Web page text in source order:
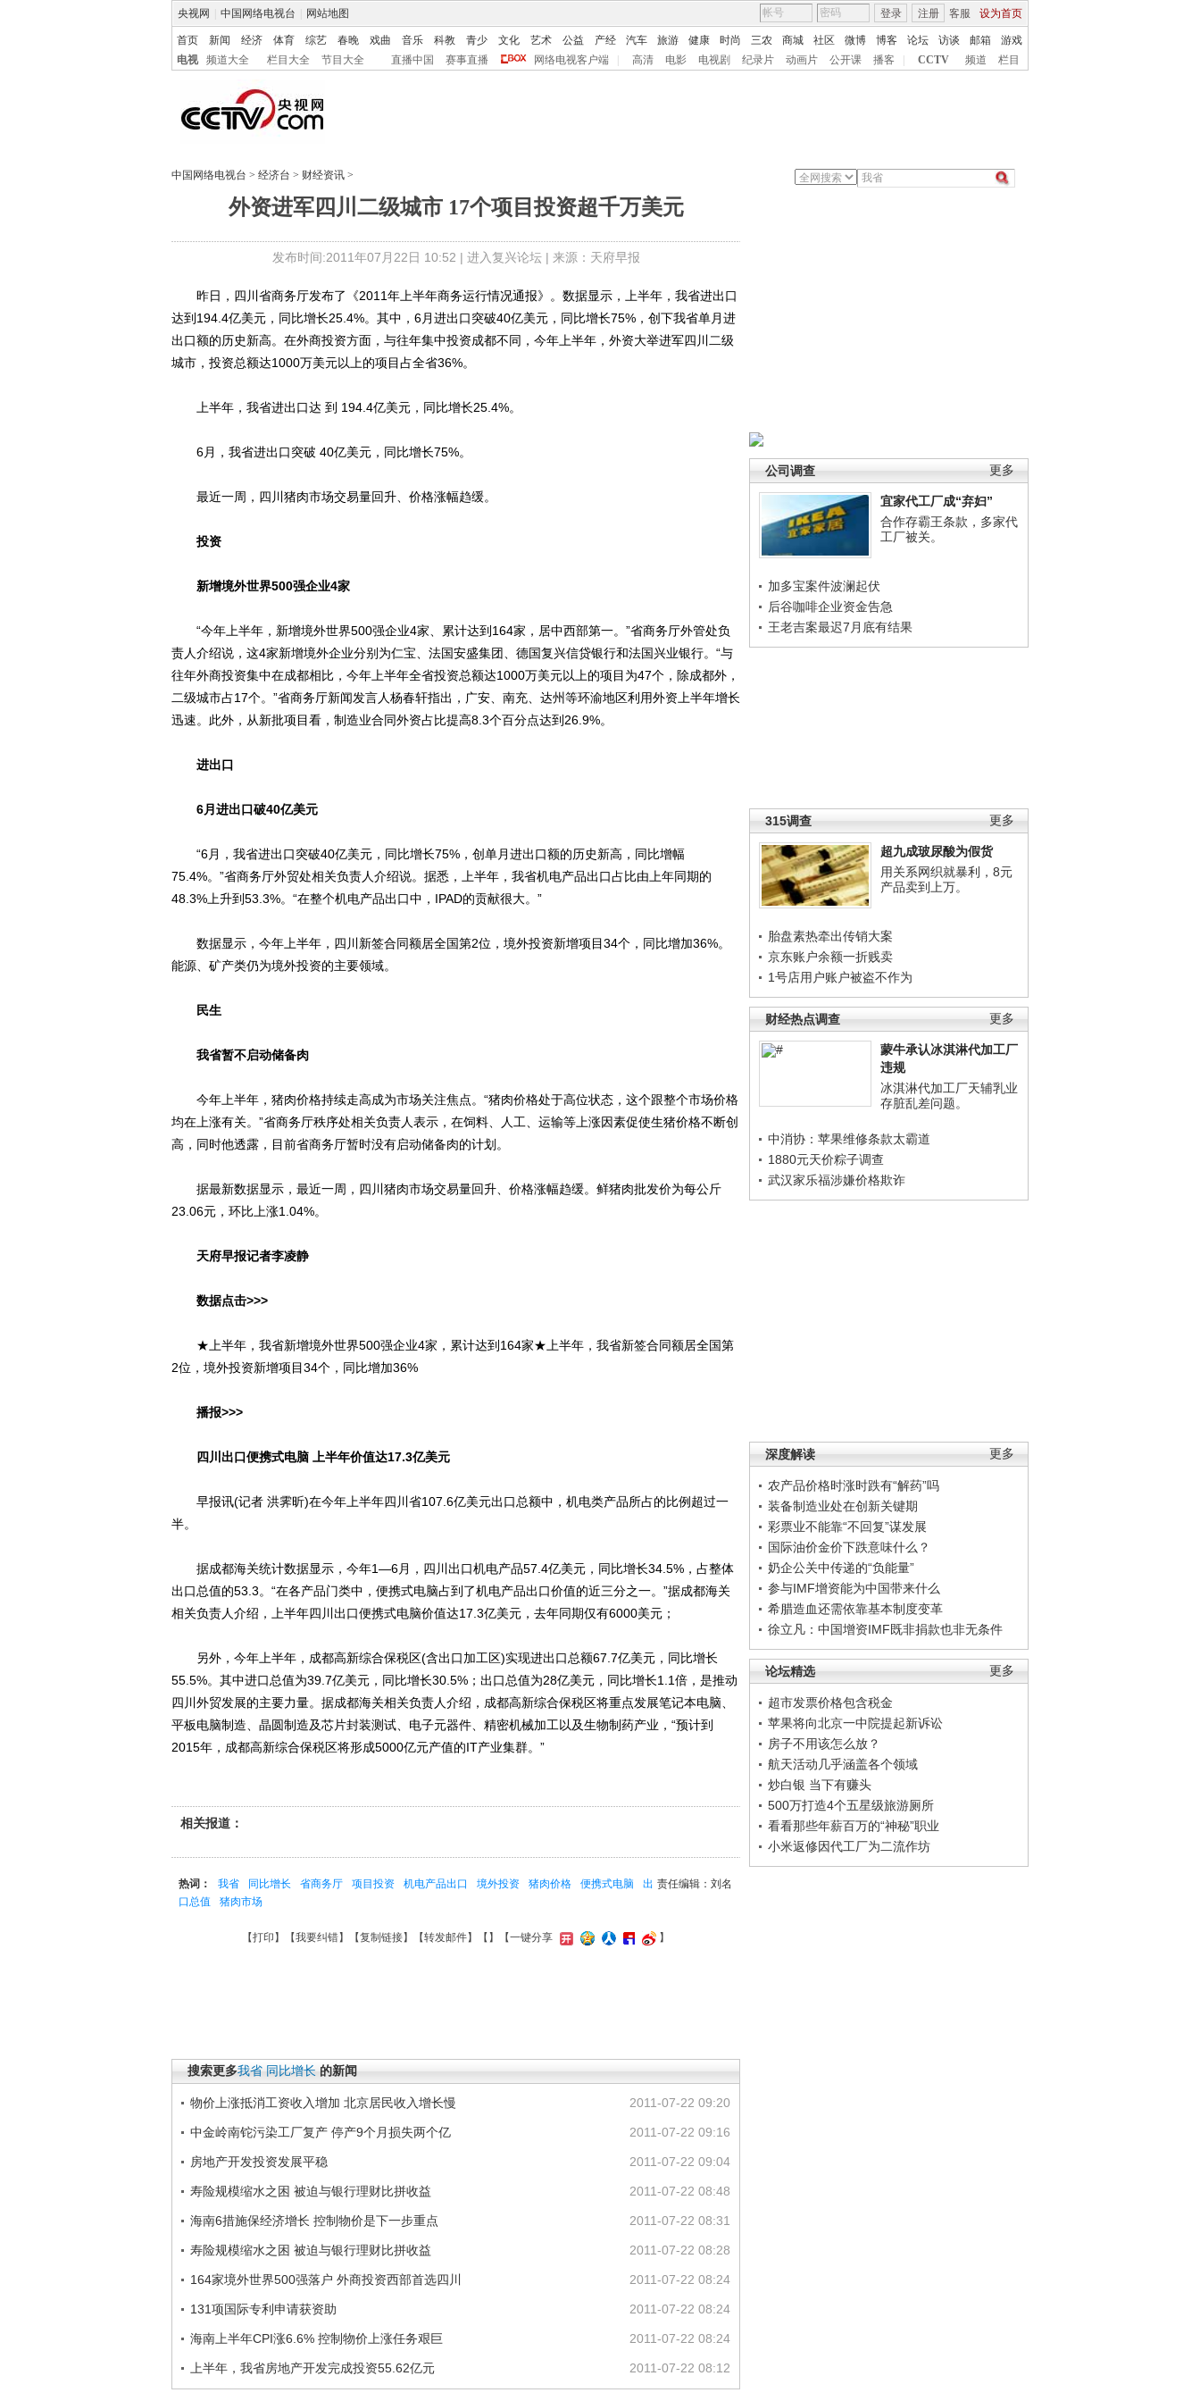
央视网 中国网络电视台 网站地图 客服 设为首页
登录 注册
首页 新闻 经济 体育 综艺 春晚 戏曲 音乐 科教 青少 文化 艺术 公益 产经 汽车 旅游 健康 时尚 三农 商城 社区 微博 博客 论坛 访谈 邮箱
游戏
电视
频道大全 栏目大全 节目大全 直播中国 赛事直播 网络电视客户端 高清 电影 电视剧 纪录片 动画片 公开课 播客 CCTV 频道 栏目
中国网络电视台 > 经济台 > 财经资讯 >
外资进军四川二级城市 17个项目投资超千万美元
发布时间:2011年07月22日 10:52 | 进入复兴论坛| 来源：天府早报
更多
公司调查
宜家代工厂成“弃妇”
合作存霸王条款，多家代
工厂被关。
加多宝案件波澜起伏
后谷咖啡企业资金告急
王老吉案最迟7月底有结果
更多
315调查
超九成玻尿酸为假货
用关系网织就暴利，8元
产品卖到上万。
胎盘素热牵出传销大案
京东账户余额一折贱卖
1号店用户账户被盗不作为
更多
财经热点调查
蒙牛承认冰淇淋代加工厂
违规
冰淇淋代加工厂天辅乳业
存脏乱差问题。
中消协：苹果维修条款太霸道
1880元天价粽子调查
武汉家乐福涉嫌价格欺诈
更多
深度解读
农产品价格时涨时跌有“解药”吗
装备制造业处在创新关键期
彩票业不能靠“不回复”谋发展
国际油价金价下跌意味什么？
奶企公关中传递的“负能量”
参与IMF增资能为中国带来什么
希腊造血还需依靠基本制度变革
徐立凡：中国增资IMF既非捐款也非无条件
更多
论坛精选
超市发票价格包含税金
苹果将向北京一中院提起新诉讼
房子不用该怎么放？
航天活动几乎涵盖各个领域
炒白银 当下有赚头
500万打造4个五星级旅游厕所
看看那些年薪百万的“神秘”职业
小米返修因代工厂为二流作坊
昨日，四川省商务厅发布了《2011年上半年商务运行情况通报》。数据显示，上半年，我省进出口
达到194.4亿美元，同比增长25.4%。其中，6月进出口突破40亿美元，同比增长75%，创下我省单月进
出口额的历史新高。在外商投资方面，与往年集中投资成都不同，今年上半年，外资大举进军四川二级
城市，投资总额达1000万美元以上的项目占全省36%。
上半年，我省进出口达 到 194.4亿美元，同比增长25.4%。
6月，我省进出口突破 40亿美元，同比增长75%。
最近一周，四川猪肉市场交易量回升、价格涨幅趋缓。
投资
新增境外世界500强企业4家
“今年上半年，新增境外世界500强企业4家、累计达到164家，居中西部第一。”省商务厅外管处负
责人介绍说，这4家新增境外企业分别为仁宝、法国安盛集团、德国复兴信贷银行和法国兴业银行。“与
往年外商投资集中在成都相比，今年上半年全省投资总额达1000万美元以上的项目为47个，除成都外，
二级城市占17个。”省商务厅新闻发言人杨春轩指出，广安、南充、达州等环渝地区利用外资上半年增长
迅速。此外，从新批项目看，制造业合同外资占比提高8.3个百分点达到26.9%。
进出口
6月进出口破40亿美元
“6月，我省进出口突破40亿美元，同比增长75%，创单月进出口额的历史新高，同比增幅
75.4%。”省商务厅外贸处相关负责人介绍说。据悉，上半年，我省机电产品出口占比由上年同期的
48.3%上升到53.3%。“在整个机电产品出口中，IPAD的贡献很大。”
数据显示，今年上半年，四川新签合同额居全国第2位，境外投资新增项目34个，同比增加36%。
能源、矿产类仍为境外投资的主要领域。
民生
我省暂不启动储备肉
今年上半年，猪肉价格持续走高成为市场关注焦点。“猪肉价格处于高位状态，这个跟整个市场价格
均在上涨有关。”省商务厅秩序处相关负责人表示，在饲料、人工、运输等上涨因素促使生猪价格不断创
高，同时他透露，目前省商务厅暂时没有启动储备肉的计划。
据最新数据显示，最近一周，四川猪肉市场交易量回升、价格涨幅趋缓。鲜猪肉批发价为每公斤
23.06元，环比上涨1.04%。
天府早报记者李凌静
数据点击>>>
★上半年，我省新增境外世界500强企业4家，累计达到164家★上半年，我省新签合同额居全国第
2位，境外投资新增项目34个，同比增加36%
播报>>>
四川出口便携式电脑 上半年价值达17.3亿美元
早报讯(记者 洪霁昕)在今年上半年四川省107.6亿美元出口总额中，机电类产品所占的比例超过一
半。
据成都海关统计数据显示，今年1—6月，四川出口机电产品57.4亿美元，同比增长34.5%，占整体
出口总值的53.3。“在各产品门类中，便携式电脑占到了机电产品出口价值的近三分之一。”据成都海关
相关负责人介绍，上半年四川出口便携式电脑价值达17.3亿美元，去年同期仅有6000美元；
另外，今年上半年，成都高新综合保税区(含出口加工区)实现进出口总额67.7亿美元，同比增长
55.5%。其中进口总值为39.7亿美元，同比增长30.5%；出口总值为28亿美元，同比增长1.1倍，是推动
四川外贸发展的主要力量。据成都海关相关负责人介绍，成都高新综合保税区将重点发展笔记本电脑、
平板电脑制造、晶圆制造及芯片封装测试、电子元器件、精密机械加工以及生物制药产业，“预计到
2015年，成都高新综合保税区将形成5000亿元产值的IT产业集群。”
相关报道：
责任编辑：刘名
热词： 我省 同比增长 省商务厅 项目投资 机电产品出口 境外投资 猪肉价格 便携式电脑
出
口总值
猪肉市场
【打印 】【我要纠错】【复制链接】【转发邮件】【 】 【一键分享 】
搜索更多我省 同比增长 的新闻
2011-07-22 09:20
物价上涨抵消工资收入增加 北京居民收入增长慢
2011-07-22 09:16
中金岭南铊污染工厂复产 停产9个月损失两个亿
2011-07-22 09:04
房地产开发投资发展平稳
2011-07-22 08:48
寿险规模缩水之困 被迫与银行理财比拼收益
2011-07-22 08:31
海南6措施保经济增长 控制物价是下一步重点
2011-07-22 08:28
寿险规模缩水之困 被迫与银行理财比拼收益
2011-07-22 08:24
164家境外世界500强落户 外商投资西部首选四川
2011-07-22 08:24
131项国际专利申请获资助
2011-07-22 08:24
海南上半年CPI涨6.6% 控制物价上涨任务艰巨
2011-07-22 08:12
上半年，我省房地产开发完成投资55.62亿元